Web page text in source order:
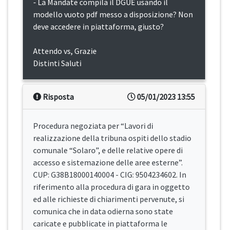
- La Mandate compila il DGUE usando il
modello vuoto pdf messo a disposizione? Non
deve accedere in piattaforma, giusto?
Attendo vs, Grazie
Distinti Saluti
05/01/2023 13:55
Risposta
Procedura negoziata per “Lavori di
realizzazione della tribuna ospiti dello stadio
comunale “Solaro”, e delle relative opere di
accesso e sistemazione delle aree esterne”.
CUP: G38B18000140004 - CIG: 9504234602. In
riferimento alla procedura di gara in oggetto
ed alle richieste di chiarimenti pervenute, si
comunica che in data odierna sono state
caricate e pubblicate in piattaforma le